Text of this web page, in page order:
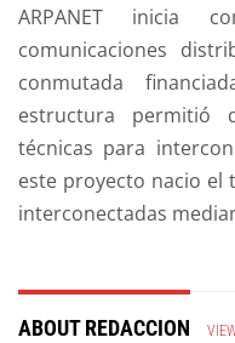
ARPANET inicia
comunicaciones
conmutada
estructura permitió
técnicas para
este proyecto nacio el
interconectadas
ABOUT REDACCION